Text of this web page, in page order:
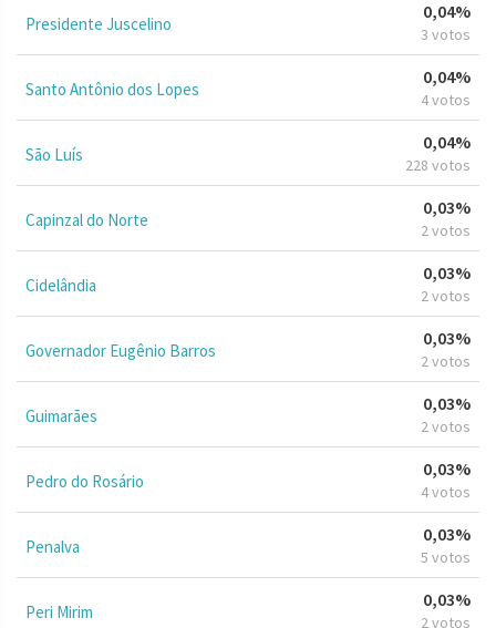
Presidente Juscelino
0,04%
3 votos
Santo Antônio dos Lopes
0,04%
4 votos
São Luís
0,04%
228 votos
Capinzal do Norte
0,03%
2 votos
Cidelândia
0,03%
2 votos
Governador Eugênio Barros
0,03%
2 votos
Guimarães
0,03%
2 votos
Pedro do Rosário
0,03%
4 votos
Penalva
0,03%
5 votos
Peri Mirim
0,03%
2 votos